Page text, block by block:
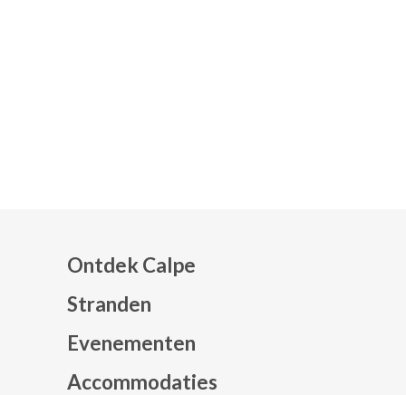
Ontdek Calpe
Stranden
Evenementen
Accommodaties